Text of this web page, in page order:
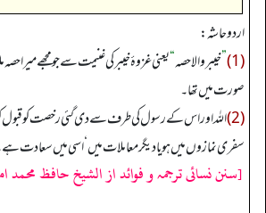
اردو حاشہ:
(1)
”خیبر والا حصہ“یعنی غزوۂ خیبر کی غنیمت سے جو مجھے میرا حصہ
صورت میں تھا۔
(2) اللہ اور اس کے رسول کی طرف سے دی گئی رخصت کو قبول
سفری نمازوں میں ہو یا دیگر معاملات میں‘ اسی میں سعادت
[سنن نسائی ترجمہ و فوائد از الشیخ حافظ